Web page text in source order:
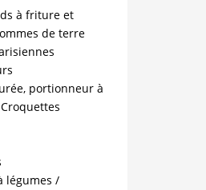
à friture et
de terre
portionneur à
légumes /